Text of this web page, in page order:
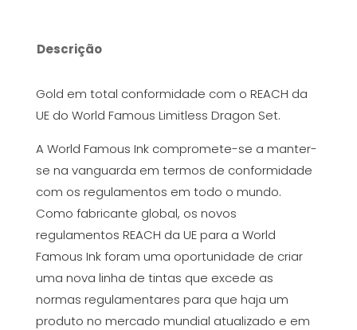
Descrição
Gold em total conformidade com o REACH da
UE do World Famous Limitless Dragon Set.
A World Famous Ink compromete-se a manter-
se na vanguarda em termos de conformidade
com os regulamentos em todo o mundo.
Como fabricante global, os novos
regulamentos REACH da UE para a World
Famous Ink foram uma oportunidade de criar
uma nova linha de tintas que excede as
normas regulamentares para que haja um
produto no mercado mundial atualizado e em